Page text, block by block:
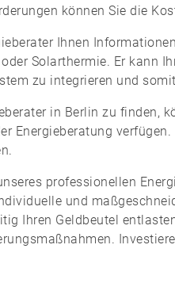
können Sie die
Ihnen
Solarthermie. Er kann
zu integrieren und
in Berlin zu finden,
Energieberatung
professionellen
und
Ihren Geldbeutel